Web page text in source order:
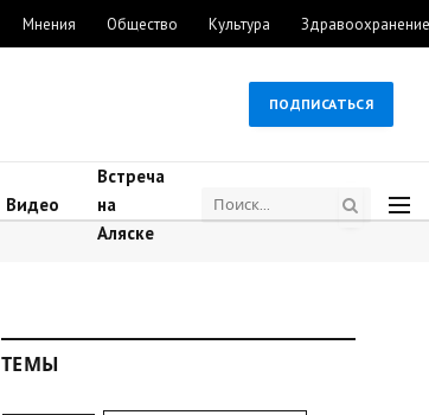
Мнения Общество Культура Здравоохранение
ПОДПИСАТЬСЯ
Видео
Встреча
на
Аляске
ТЕМЫ